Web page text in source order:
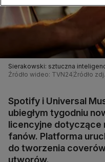
Sierakowski: sztuczna
Źródło wideo: TVN24 Źródło
Spotify i Universal
ubiegłym tygodniu
licencyjne dotyczące
fanów. Platforma
do tworzenia
utworów.